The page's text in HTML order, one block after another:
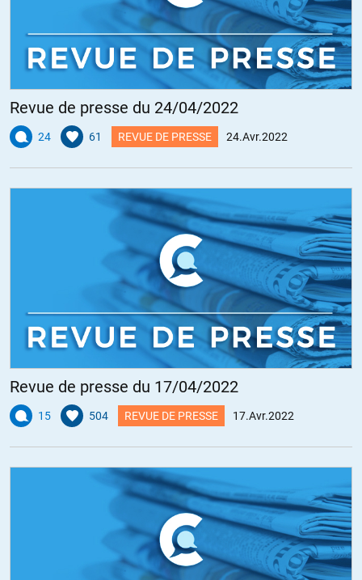
Revue de presse du 24/04/2022
24 61 REVUE DE PRESSE 24.Avr.2022
Revue de presse du 17/04/2022
15 504 REVUE DE PRESSE 17.Avr.2022